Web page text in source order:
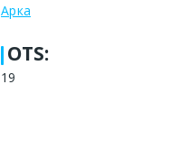
Арка
OTS:
19